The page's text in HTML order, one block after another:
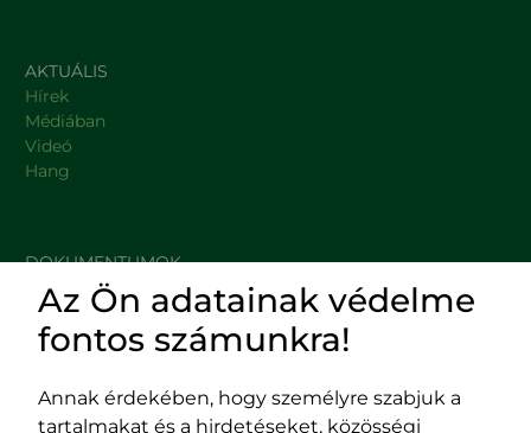
AKTUÁLIS
Hírek
Médiában
Videó
Hang
DOKUMENTUMOK
HASZNOS LINKEK
Az Ön adatainak védelme
fontos számunkra!
Annak érdekében, hogy személyre szabjuk a
tartalmakat és a hirdetéseket, közösségi